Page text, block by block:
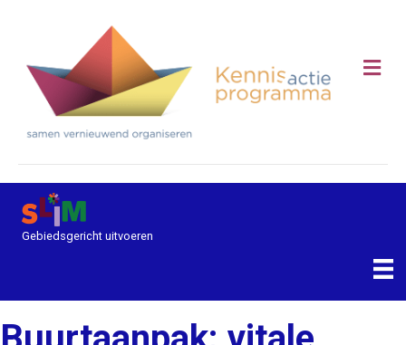
Gebiedsgericht uitvoeren